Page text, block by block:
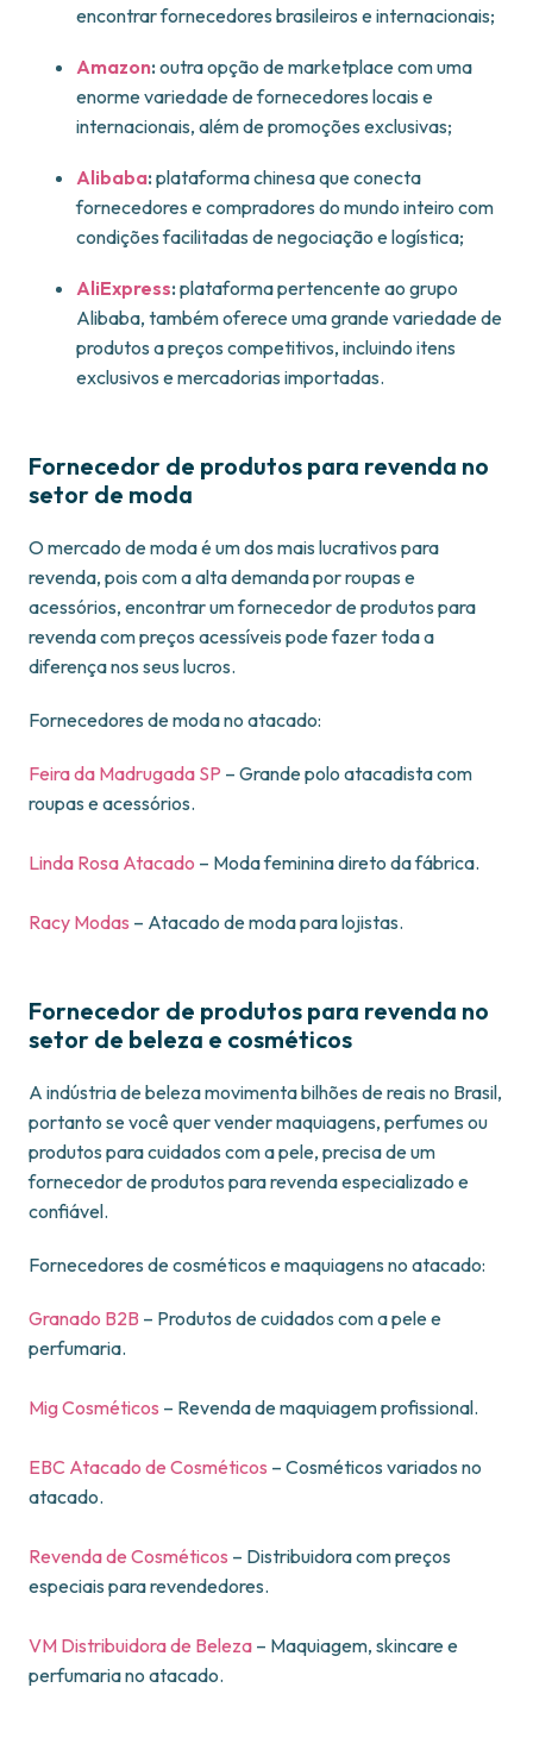
encontrar fornecedores brasileiros e internacionais;
Amazon: outra opção de marketplace com uma
enorme variedade de fornecedores locais e
internacionais, além de promoções exclusivas;
Alibaba: plataforma chinesa que conecta
fornecedores e compradores do mundo inteiro com
condições facilitadas de negociação e logística;
AliExpress: plataforma pertencente ao grupo
Alibaba, também oferece uma grande variedade de
produtos a preços competitivos, incluindo itens
exclusivos e mercadorias importadas.
Fornecedor de produtos para revenda no
setor de moda
O mercado de moda é um dos mais lucrativos para
revenda, pois com a alta demanda por roupas e
acessórios, encontrar um fornecedor de produtos para
revenda com preços acessíveis pode fazer toda a
diferença nos seus lucros.
Fornecedores de moda no atacado:
Feira da Madrugada SP – Grande polo atacadista com
roupas e acessórios.
Linda Rosa Atacado – Moda feminina direto da fábrica.
Racy Modas – Atacado de moda para lojistas.
Fornecedor de produtos para revenda no
setor de beleza e cosméticos
A indústria de beleza movimenta bilhões de reais no Brasil,
portanto se você quer vender maquiagens, perfumes ou
produtos para cuidados com a pele, precisa de um
fornecedor de produtos para revenda especializado e
confiável.
Fornecedores de cosméticos e maquiagens no atacado:
Granado B2B – Produtos de cuidados com a pele e
perfumaria.
Mig Cosméticos – Revenda de maquiagem profissional.
EBC Atacado de Cosméticos – Cosméticos variados no
atacado.
Revenda de Cosméticos – Distribuidora com preços
especiais para revendedores.
VM Distribuidora de Beleza – Maquiagem, skincare e
perfumaria no atacado.